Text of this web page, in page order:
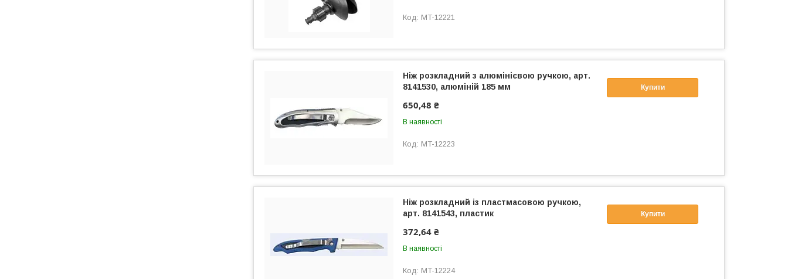
MT-12221
Купити
Ніж розкладний з алюмінієвою ручкою, арт.
8141530, алюміній 185 мм
650,48 ₴
В наявності
MT-12223
Купити
Ніж розкладний із пластмасовою ручкою,
арт. 8141543, пластик
372,64 ₴
В наявності
MT-12224